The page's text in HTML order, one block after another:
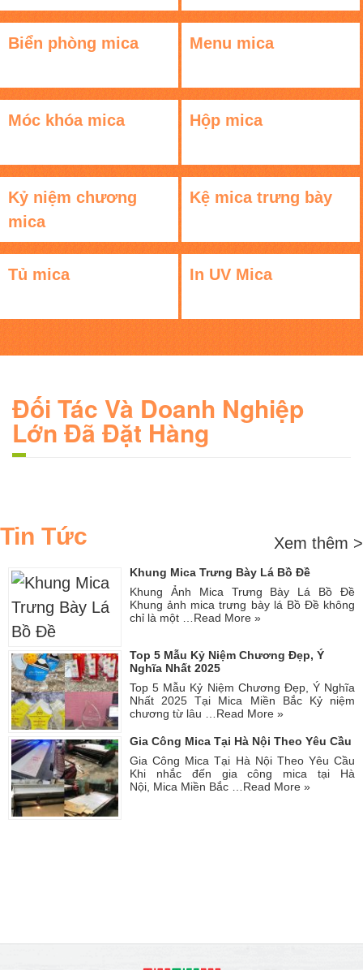
Biển phòng mica Menu mica
Móc khóa mica Hộp mica
Kỷ niệm chương
mica
Kệ mica trưng bày
Tủ mica In UV Mica
Đối Tác Và Doanh Nghiệp
Lớn Đã Đặt Hàng
Tin Tức Xem thêm >
Khung Mica Trưng Bày Lá Bồ Đề
Khung Ảnh Mica Trưng Bày Lá Bồ Đề
Khung ảnh mica trưng bày lá Bồ Đề không
chỉ là một … Read More »
Top 5 Mẫu Kỷ Niệm Chương Đẹp, Ý
Nghĩa Nhất 2025
Top 5 Mẫu Kỷ Niệm Chương Đẹp, Ý Nghĩa
Nhất 2025 Tại Mica Miền Bắc Kỷ niệm
chương từ lâu … Read More »
Gia Công Mica Tại Hà Nội Theo Yêu Cầu
Gia Công Mica Tại Hà Nội Theo Yêu Cầu
Khi nhắc đến gia công mica tại Hà
Nội, Mica Miền Bắc …Read More »